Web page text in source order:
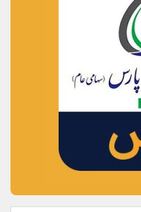
09927779040
شروع گفتگو